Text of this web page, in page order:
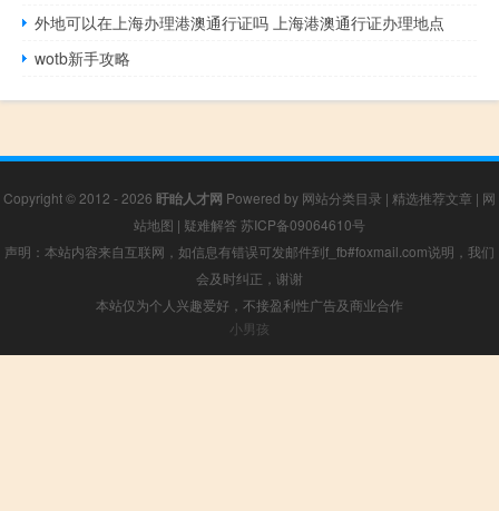
外地可以在上海办理港澳通行证吗 上海港澳通行证办理地点
wotb新手攻略
Copyright © 2012 - 2026 盱眙人才网 Powered by 网站分类目录 | 精选推荐文章 | 网
站地图 | 疑难解答 苏ICP备09064610号
声明：本站内容来自互联网，如信息有错误可发邮件到f_fb#foxmail.com说明，我们
会及时纠正，谢谢
本站仅为个人兴趣爱好，不接盈利性广告及商业合作
小男孩